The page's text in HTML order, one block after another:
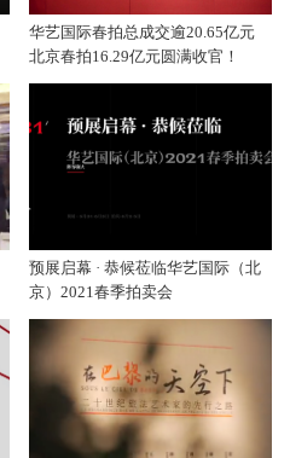
华艺国际春拍总成交逾20.65亿元
北京春拍16.29亿元圆满收官！
预展启幕 · 恭候莅临华艺国际（北
京）2021春季拍卖会